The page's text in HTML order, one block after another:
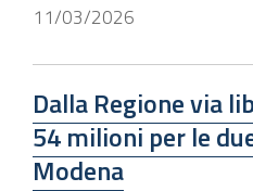
11/03/2026
Dalla Regione via
54 milioni per le
Modena